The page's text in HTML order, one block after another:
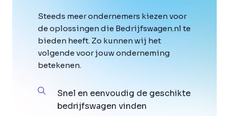
Steeds meer ondernemers kiezen voor
de oplossingen die Bedrijfswagen.nl te
bieden heeft. Zo kunnen wij het
volgende voor jouw onderneming
betekenen.
Snel en eenvoudig de geschikte
bedrijfswagen vinden